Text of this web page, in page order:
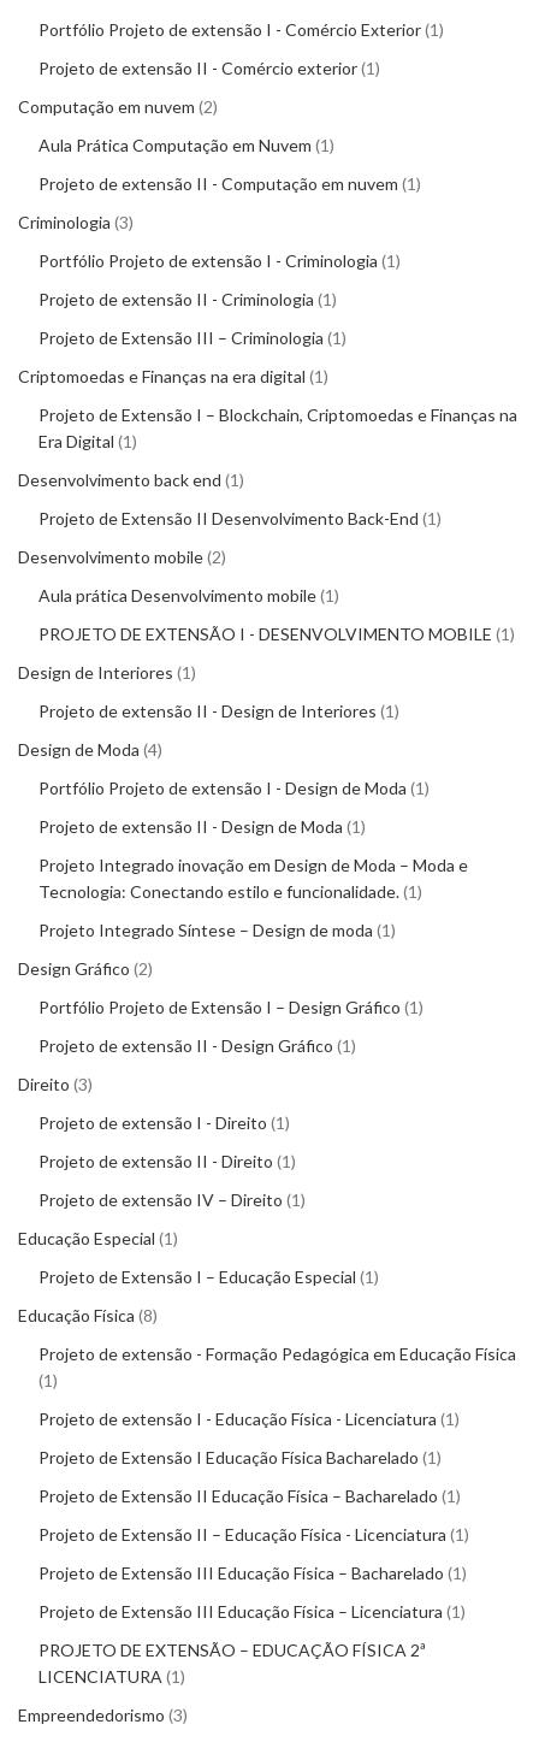
Portfólio Projeto de extensão I - Comércio Exterior 1
Projeto de extensão II - Comércio exterior 1
Computação em nuvem 2
Aula Prática Computação em Nuvem 1
Projeto de extensão II - Computação em nuvem 1
Criminologia 3
Portfólio Projeto de extensão I - Criminologia 1
Projeto de extensão II - Criminologia 1
Projeto de Extensão III – Criminologia 1
Criptomoedas e Finanças na era digital 1
Projeto de Extensão I – Blockchain, Criptomoedas e Finanças na
Era Digital 1
Desenvolvimento back end 1
Projeto de Extensão II Desenvolvimento Back-End 1
Desenvolvimento mobile 2
Aula prática Desenvolvimento mobile 1
PROJETO DE EXTENSÃO I - DESENVOLVIMENTO MOBILE 1
Design de Interiores 1
Projeto de extensão II - Design de Interiores 1
Design de Moda 4
Portfólio Projeto de extensão I - Design de Moda 1
Projeto de extensão II - Design de Moda 1
Projeto Integrado inovação em Design de Moda – Moda e
Tecnologia: Conectando estilo e funcionalidade. 1
Projeto Integrado Síntese – Design de moda 1
Design Gráfico 2
Portfólio Projeto de Extensão I – Design Gráfico 1
Projeto de extensão II - Design Gráfico 1
Direito 3
Projeto de extensão I - Direito 1
Projeto de extensão II - Direito 1
Projeto de extensão IV – Direito 1
Educação Especial 1
Projeto de Extensão I – Educação Especial 1
Educação Física 8
Projeto de extensão - Formação Pedagógica em Educação Física
1
Projeto de extensão I - Educação Física - Licenciatura 1
Projeto de Extensão I Educação Física Bacharelado 1
Projeto de Extensão II Educação Física – Bacharelado 1
Projeto de Extensão II – Educação Física - Licenciatura 1
Projeto de Extensão III Educação Física – Bacharelado 1
Projeto de Extensão III Educação Física – Licenciatura 1
PROJETO DE EXTENSÃO – EDUCAÇÃO FÍSICA 2ª
LICENCIATURA 1
Empreendedorismo 3